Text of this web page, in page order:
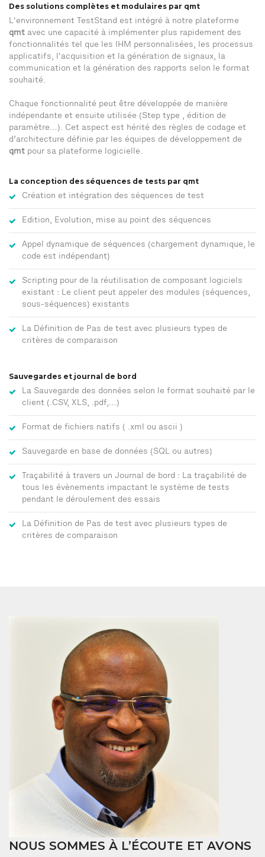
Des solutions complètes et modulaires par qmt
L'environnement TestStand est intégré à notre plateforme
qmt avec une capacité à implémenter plus rapidement des
fonctionnalités tel que les IHM personnalisées, les processus
applicatifs, l'acquisition et la génération de signaux, la
communication et la génération des rapports selon le format
souhaité.
Chaque fonctionnalité peut être développée de manière
indépendante et ensuite utilisée (Step type , édition de
paramètre…). Cet aspect est hérité des règles de codage et
d’architecture définie par les équipes de développement de
qmt pour sa plateforme logicielle.
La conception des séquences de tests par qmt
Création et intégration des séquences de test
Edition, Evolution, mise au point des séquences
Appel dynamique de séquences (chargement dynamique, le
code est indépendant)
Scripting pour de la réutilisation de composant logiciels
existant : Le client peut appeler des modules (séquences,
sous-séquences) existants
La Définition de Pas de test avec plusieurs types de
critères de comparaison
Sauvegardes et journal de bord
La Sauvegarde des données selon le format souhaité par le
client (.CSV, XLS, .pdf,…)
Format de fichiers natifs ( .xml ou ascii )
Sauvegarde en base de données (SQL ou autres)
Traçabilité à travers un Journal de bord : La traçabilité de
tous les évènements impactant le système de tests
pendant le déroulement des essais
La Définition de Pas de test avec plusieurs types de
critères de comparaison
NOUS SOMMES À L’ÉCOUTE ET AVONS